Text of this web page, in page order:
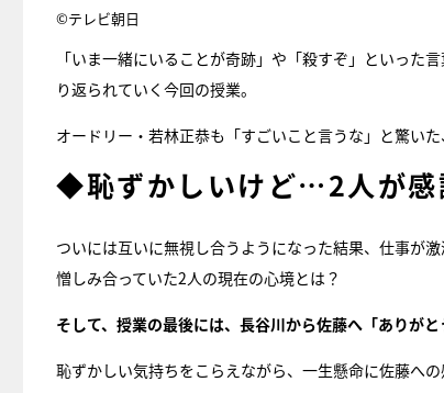
©テレビ朝日
「いま一緒にいることが奇跡」や「殺すぞ」といった
り返られていく今回の授業。
オードリー・若林正恭も「すごいこと言うな」と驚い
◆恥ずかしいけど…2人が感
ついには互いに無視し合うようになった結果、仕事が
憎しみ合っていた2人の現在の心境とは？
そして、授業の最後には、長谷川から佐藤へ「ありが
恥ずかしい気持ちをこらえながら、一生懸命に佐藤への